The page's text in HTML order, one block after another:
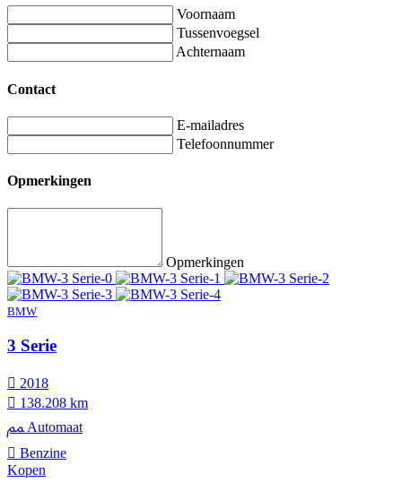
Voornaam
Tussenvoegsel
Achternaam
Contact
E-mailadres
Telefoonnummer
Opmerkingen
Opmerkingen
BMW
3 Serie
2018
138.208 km
Automaat
Benzine
Kopen